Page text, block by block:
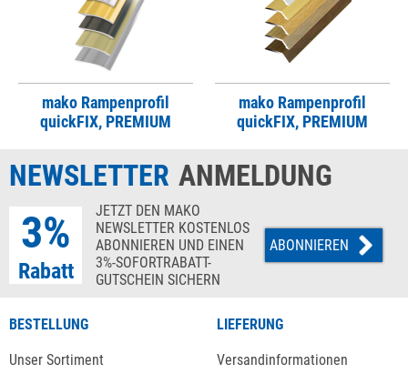
mako Rampenprofil
quickFIX, PREMIUM
mako Rampenprofil
quickFIX, PREMIUM
NEWSLETTER ANMELDUNG
3%
Rabatt
JETZT DEN MAKO
NEWSLETTER KOSTENLOS
ABONNIEREN UND EINEN
3%-SOFORTRABATT-
GUTSCHEIN SICHERN
ABONNIEREN
BESTELLUNG
Unser Sortiment
LIEFERUNG
Versandinformationen